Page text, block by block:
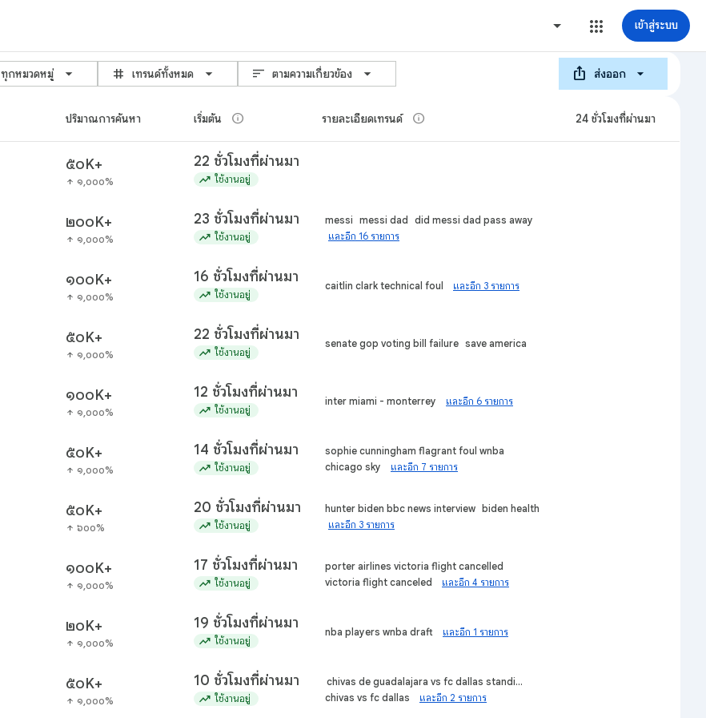
เข้าสู่ระบบ
ทุกหมวดหมู่ grid_3x3 เทรนด์ทั้งหมด sort ตามความเกี่ยวข้อง ios_share ส่งออก
ปริมาณการค้นหา เริ่มต้น info รายละเอียดเทรนด์ info 24 ชั่วโมงที่ผ่านมา
๕๐K+
arrow_upward ๑,๐๐๐%
22 ชั่วโมงที่ผ่านมา
trending_up ใช้งานอยู่
๒๐๐K+
arrow_upward ๑,๐๐๐%
23 ชั่วโมงที่ผ่านมา
trending_up ใช้งานอยู่
messi messi dad
did messi dad pass away
และอีก 16 รายการ
๑๐๐K+
arrow_upward ๑,๐๐๐%
16 ชั่วโมงที่ผ่านมา
trending_up ใช้งานอยู่
caitlin clark technical foul และอีก 3 รายการ
๕๐K+
arrow_upward ๑,๐๐๐%
22 ชั่วโมงที่ผ่านมา
trending_up ใช้งานอยู่
senate gop voting bill failure save america
๑๐๐K+
arrow_upward ๑,๐๐๐%
12 ชั่วโมงที่ผ่านมา
trending_up ใช้งานอยู่
inter miami - monterrey และอีก 6 รายการ
๕๐K+
arrow_upward ๑,๐๐๐%
14 ชั่วโมงที่ผ่านมา
trending_up ใช้งานอยู่
sophie cunningham flagrant foul wnba
chicago sky
และอีก 7 รายการ
๕๐K+
arrow_upward ๖๐๐%
20 ชั่วโมงที่ผ่านมา
trending_up ใช้งานอยู่
hunter biden bbc news interview
biden health
และอีก 3 รายการ
๑๐๐K+
arrow_upward ๑,๐๐๐%
17 ชั่วโมงที่ผ่านมา
trending_up ใช้งานอยู่
porter airlines victoria flight cancelled
victoria flight canceled
และอีก 4 รายการ
๒๐K+
arrow_upward ๑,๐๐๐%
19 ชั่วโมงที่ผ่านมา
trending_up ใช้งานอยู่
nba players wnba draft และอีก 1 รายการ
๕๐K+
arrow_upward ๑,๐๐๐%
10 ชั่วโมงที่ผ่านมา
trending_up ใช้งานอยู่
chivas de guadalajara vs fc dallas standings
chivas vs fc dallas
และอีก 2 รายการ